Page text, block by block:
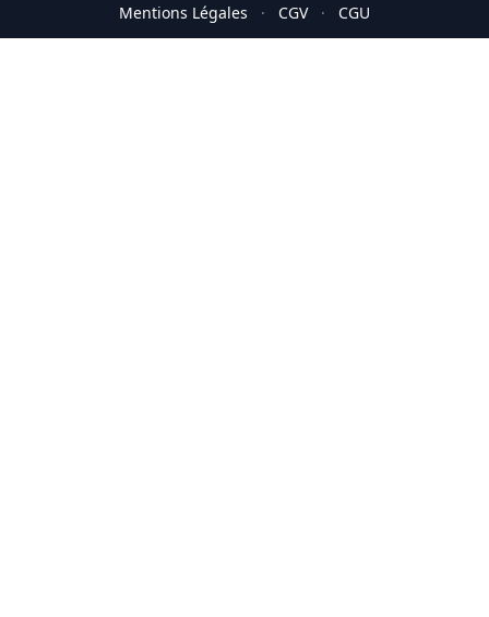
Mentions Légales · CGV · CGU